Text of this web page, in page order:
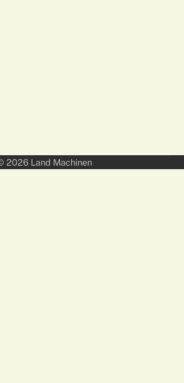
2026 Land Machinen